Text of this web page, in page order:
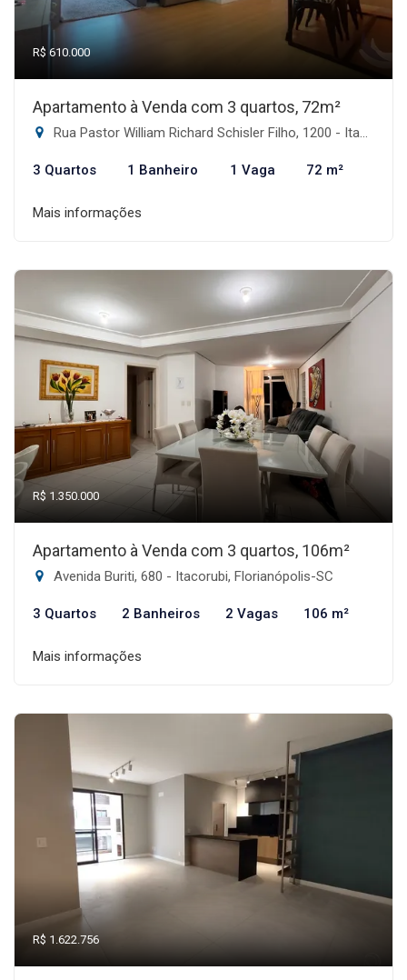
R$ 610.000
Apartamento à Venda com 3 quartos, 72m²
Rua Pastor William Richard Schisler Filho, 1200 - Itacorubi, Florianópolis-SC
3 Quartos 1 Banheiro 1 Vaga 72 m²
Mais informações
R$ 1.350.000
Apartamento à Venda com 3 quartos, 106m²
Avenida Buriti, 680 - Itacorubi, Florianópolis-SC
3 Quartos 2 Banheiros 2 Vagas 106 m²
Mais informações
R$ 1.622.756